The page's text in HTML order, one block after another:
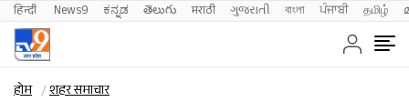
हिन्दी News9 ಕನ್ನಡ తెలుగు मराठी ગુજરાતી বাংলা ਪੰਜਾਬੀ தமிழ்
होम शहर समाचार